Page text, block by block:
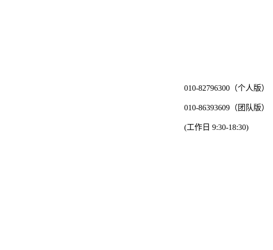
010-82796300（个人版）
010-86393609（团队版）
(工作日 9:30-18:30)